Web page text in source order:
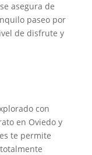
asegura de
paseo por
de disfrute y
con
en Oviedo y
te permite